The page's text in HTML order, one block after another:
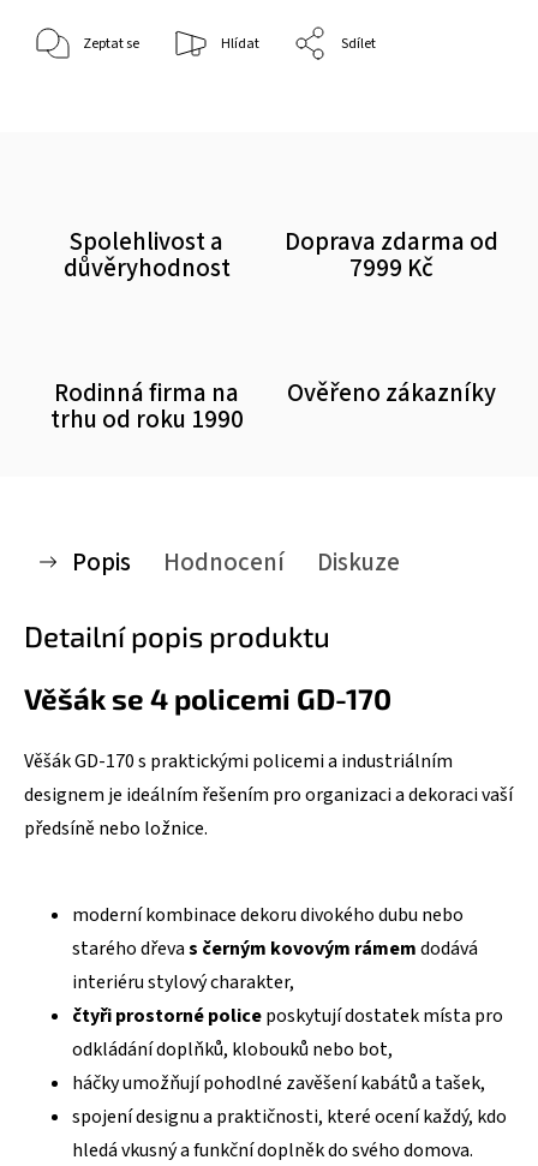
Zeptat se Hlídat Sdílet
Spolehlivost a
důvěryhodnost
Doprava zdarma od
7999 Kč
Rodinná firma na
trhu od roku 1990
Ověřeno zákazníky
Popis Hodnocení Diskuze
Detailní popis produktu
Věšák se 4 policemi GD-170
Věšák GD-170 s praktickými policemi a industriálním
designem je ideálním řešením pro organizaci a dekoraci vaší
předsíně nebo ložnice.
moderní kombinace dekoru divokého dubu nebo
starého dřevas černým kovovým rámemdodává
interiéru stylový charakter,
čtyři prostorné policeposkytují dostatek místa pro
odkládání doplňků, klobouků nebo bot,
háčky umožňují pohodlné zavěšení kabátů a tašek,
spojení designu a praktičnosti, které ocení každý, kdo
hledá vkusný a funkční doplněk do svého domova.